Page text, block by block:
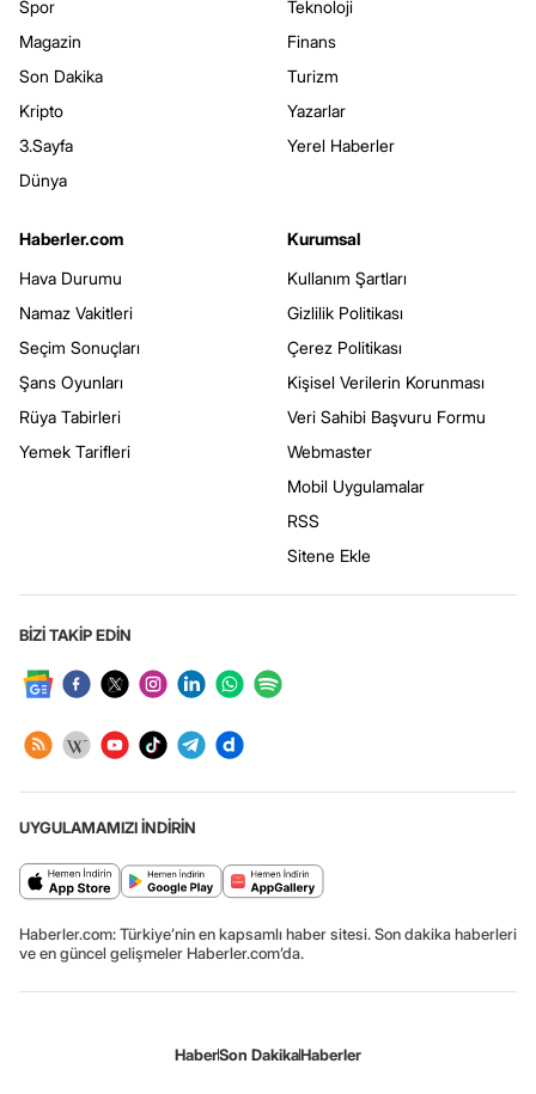
Spor
Magazin
Son Dakika
Kripto
3.Sayfa
Dünya
Teknoloji
Finans
Turizm
Yazarlar
Yerel Haberler
Haberler.com
Hava Durumu
Namaz Vakitleri
Seçim Sonuçları
Şans Oyunları
Rüya Tabirleri
Yemek Tarifleri
Kurumsal
Kullanım Şartları
Gizlilik Politikası
Çerez Politikası
Kişisel Verilerin Korunması
Veri Sahibi Başvuru Formu
Webmaster
Mobil Uygulamalar
RSS
Sitene Ekle
BİZİ TAKİP EDİN
UYGULAMAMIZI İNDİRİN
Haberler.com: Türkiye’nin en kapsamlı haber sitesi. Son dakika haberleri
ve en güncel gelişmeler Haberler.com’da.
HaberSon DakikaHaberler